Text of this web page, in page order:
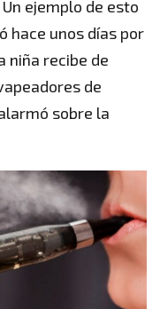
ejemplo de esto
hace unos días por
niña recibe de
de
sobre la